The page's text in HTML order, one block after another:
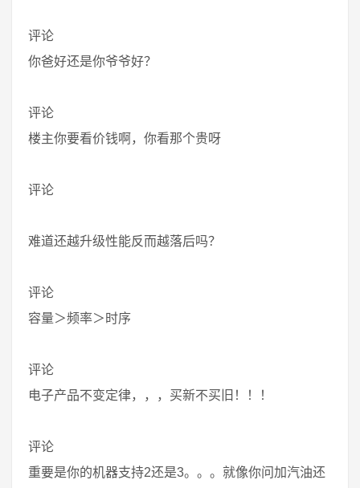
评论
你爸好还是你爷爷好？
评论
楼主你要看价钱啊，你看那个贵呀
评论
难道还越升级性能反而越落后吗？
评论
容量＞频率＞时序
评论
电子产品不变定律，，，买新不买旧！！！
评论
重要是你的机器支持2还是3。。。就像你问加汽油还